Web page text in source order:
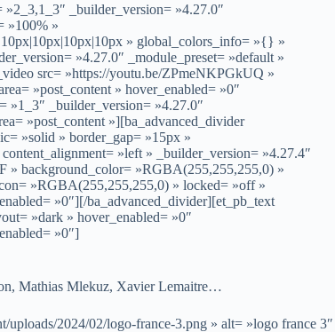
_builder_version= »4.27.0″
»100% »
» global_colors_info= »{} »
»4.27.0″ _module_preset= »default »
src= »https://youtu.be/ZPmeNKPGkUQ »
»post_content » hover_enabled= »0″
»1_3″ _builder_version= »4.27.0″
»post_content »][ba_advanced_divider
»solid » border_gap= »15px »
»left » _builder_version= »4.27.4″
» background_color= »RGBA(255,255,255,0) »
»RGBA(255,255,255,0) » locked= »off »
»0″][/ba_advanced_divider][et_pb_text
»dark » hover_enabled= »0″
»0″]
Mathias Mlekuz, Xavier Lemaitre…
2024/02/logo-france-3.png » alt= »logo france 3″